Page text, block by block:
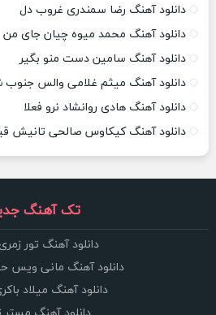
دانلود آهنگ رضا سمندری غروب دل
دانلود آهنگ محمد میوه چیان جای من
دانلود آهنگ سامین دست منو بگیر
دانلود آهنگ میثم غلامی والس جنوب
دانلود آهنگ هادی روانشاد نرو فعلا
دانلود آهنگ کیکاوس صالحی تانیش
تک آهنگ
دانلود آهنگ تور
دانلود آهنگ مانی ویس
دانلود آهنگ میلاد